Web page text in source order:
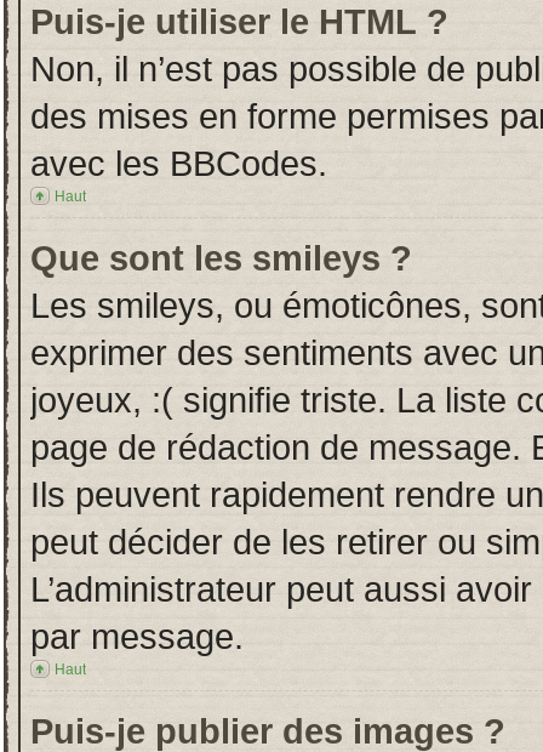
Puis-je utiliser le HTML ?
Non, il n’est pas possible de
des mises en forme permises
avec les BBCodes.
Haut
Que sont les smileys ?
Les smileys, ou émoticônes,
exprimer des sentiments avec
joyeux, :( signifie triste. La liste
page de rédaction de message.
Ils peuvent rapidement rendre
peut décider de les retirer ou
L’administrateur peut aussi
par message.
Haut
Puis-je publier des images ?